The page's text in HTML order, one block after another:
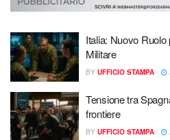
Italia: Nuovo
Militare
BY UFFICIO STAMPA
Tensione tra
frontiere
BY UFFICIO STAMPA